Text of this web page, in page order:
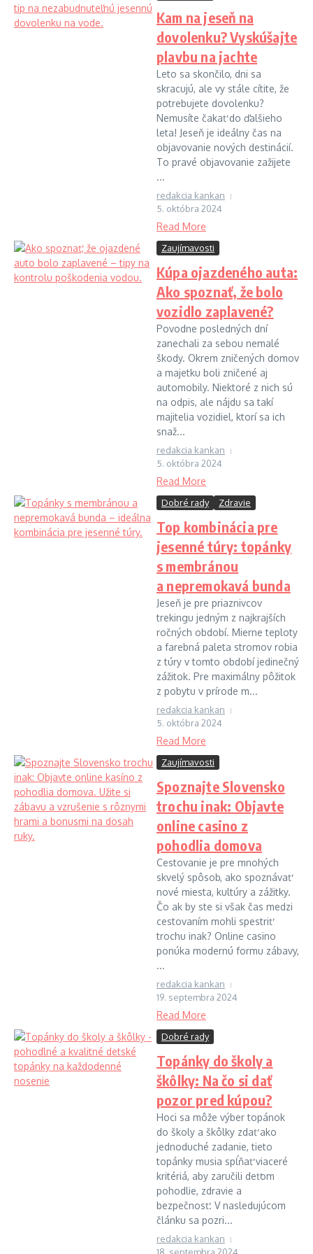
Kam na jeseň na
dovolenku? Vyskúšajte
plavbu na jachte
Leto sa skončilo, dni sa
skracujú, ale vy stále cítite, že
potrebujete dovolenku?
Nemusíte čakať do ďalšieho
leta! Jeseň je ideálny čas na
objavovanie nových destinácií.
To pravé objavovanie zažijete
...
redakcia kankan
5. októbra 2024
Read More
Zaujímavosti
Kúpa ojazdeného auta:
Ako spoznať, že bolo
vozidlo zaplavené?
Povodne posledných dní
zanechali za sebou nemalé
škody. Okrem zničených domov
a majetku boli zničené aj
automobily. Niektoré z nich sú
na odpis, ale nájdu sa takí
majitelia vozidiel, ktorí sa ich
snaž...
redakcia kankan
5. októbra 2024
Read More
Dobré rady Zdravie
Top kombinácia pre
jesenné túry: topánky
s membránou
a nepremokavá bunda
Jeseň je pre priaznivcov
trekingu jedným z najkrajších
ročných období. Mierne teploty
a farebná paleta stromov robia
z túry v tomto období jedinečný
zážitok. Pre maximálny pôžitok
z pobytu v prírode m...
redakcia kankan
5. októbra 2024
Read More
Zaujímavosti
Spoznajte Slovensko
trochu inak: Objavte
online casino z
pohodlia domova
Cestovanie je pre mnohých
skvelý spôsob, ako spoznávať
nové miesta, kultúry a zážitky.
Čo ak by ste si však čas medzi
cestovaním mohli spestriť
trochu inak? Online casino
ponúka modernú formu zábavy,
...
redakcia kankan
19. septembra 2024
Read More
Dobré rady
Topánky do školy a
škôlky: Na čo si dať
pozor pred kúpou?
Hoci sa môže výber topánok
do školy a škôlky zdať ako
jednoduché zadanie, tieto
topánky musia spĺňať viaceré
kritériá, aby zaručili deťom
pohodlie, zdravie a
bezpečnosť. V nasledujúcom
článku sa pozri...
redakcia kankan